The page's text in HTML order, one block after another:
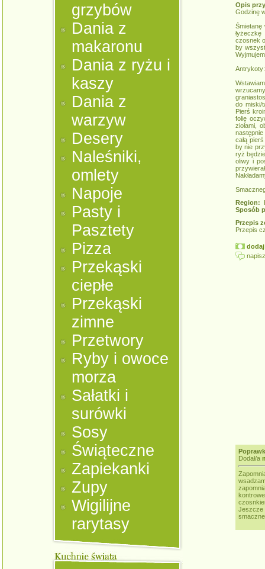
grzybów
Dania z
makaronu
Dania z ryżu i
kaszy
Dania z
warzyw
Desery
Naleśniki,
omlety
Napoje
Pasty i
Pasztety
Pizza
Przekąski
ciepłe
Przekąski
zimne
Przetwory
Ryby i owoce
morza
Sałatki i
surówki
Sosy
Świąteczne
Zapiekanki
Zupy
Wigilijne
rarytasy
Opis
Godzinę
czosnek
by
Antrykoty:
do miski/
Pierś
folię
ziołami,
następnie
całą
by nie
ryż
oliwy i
Region:
Sposób
Przepis
Przepis
Dodał/a